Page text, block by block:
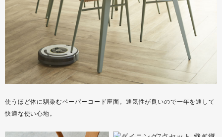
使うほど体に馴染むペーパーコード座面。通気性が良いので一年を通して
快適な使い心地。